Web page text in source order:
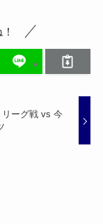
リーグ戦 vs 今